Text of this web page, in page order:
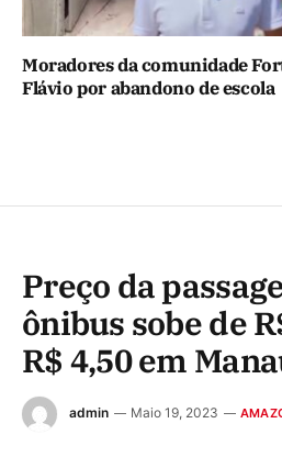
Moradores da comunidade
Flávio por abandono de escola
Preço da
ônibus sobe de
R$ 4,50 em
admin Maio 19, 2023